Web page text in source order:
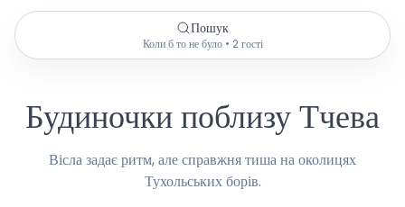
Пошук
Коли б то не було • 2 гості
Будиночки поблизу Тчева
Вісла задає ритм, але справжня тиша на околицях
Тухольських борів.